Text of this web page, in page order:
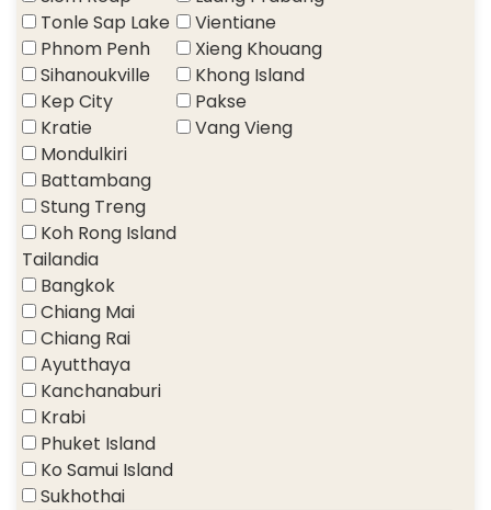
Tonle Sap Lake
Phnom Penh
Sihanoukville
Kep City
Kratie
Mondulkiri
Battambang
Stung Treng
Koh Rong Island
Vientiane
Xieng Khouang
Khong Island
Pakse
Vang Vieng
Tailandia
Bangkok
Chiang Mai
Chiang Rai
Ayutthaya
Kanchanaburi
Krabi
Phuket Island
Ko Samui Island
Sukhothai